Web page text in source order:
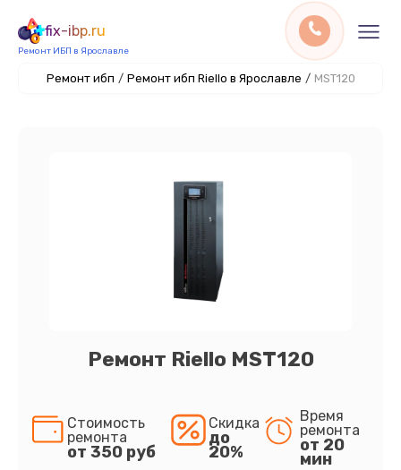
fix-ibp.ru
Ремонт ИБП в Ярославле
Ремонт ибп / Ремонт ибп Riello в Ярославле / MST120
Ремонт Riello MST120
Стоимость
ремонта
от 350 руб
Скидка
до
20%
Время
ремонта
от 20
мин